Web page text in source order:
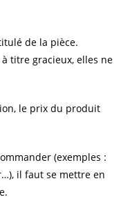
de la pièce.
titre gracieux, elles ne
le prix du produit
(exemples :
il faut se mettre en